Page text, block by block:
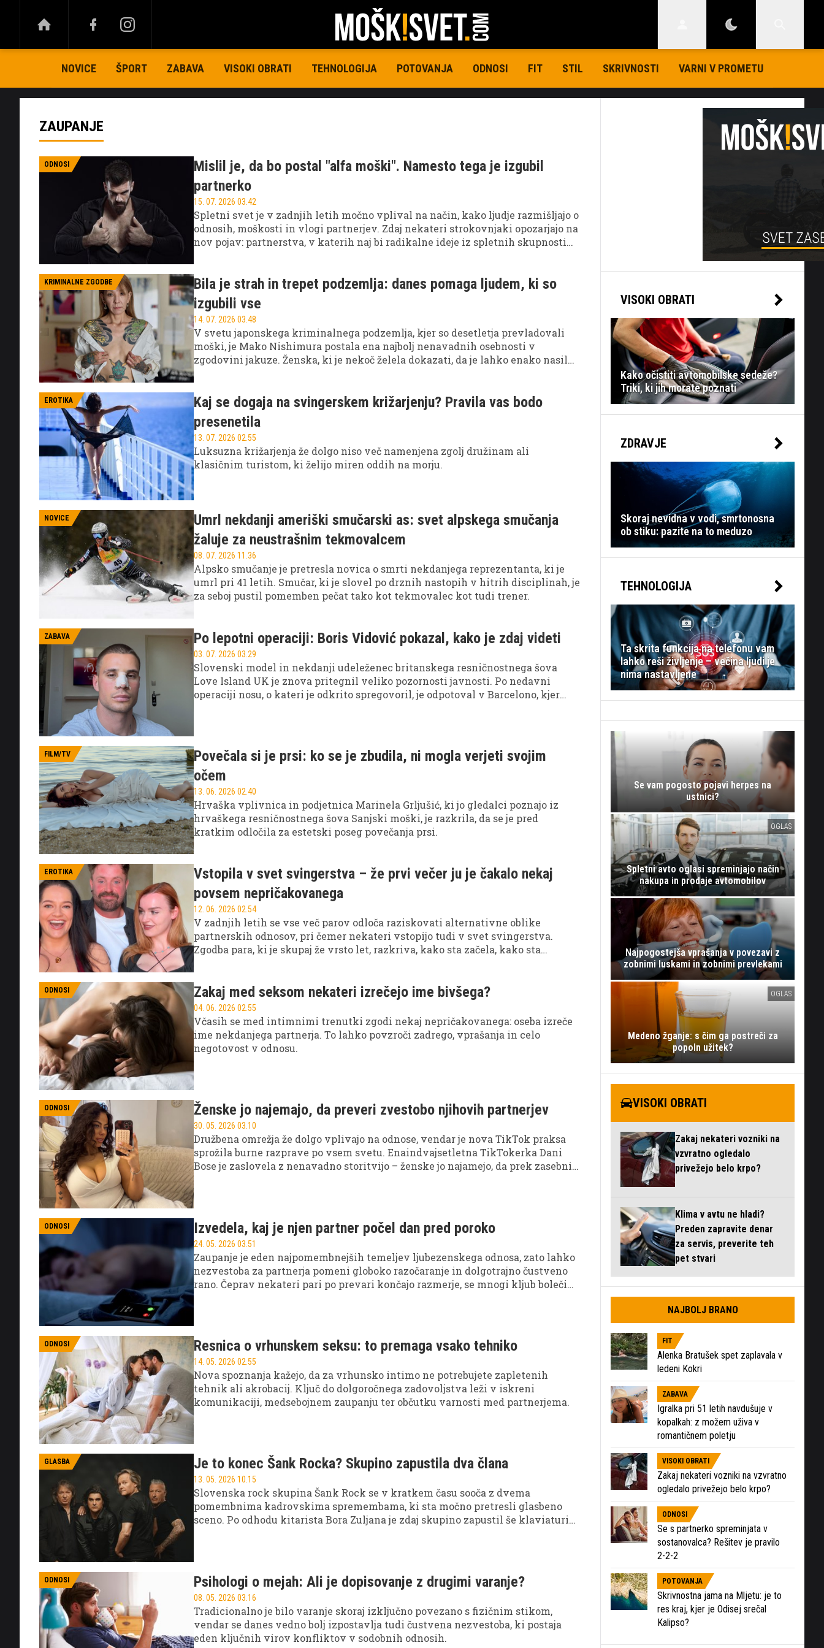
NOVICE ŠPORT ZABAVA VISOKI OBRATI TEHNOLOGIJA POTOVANJA ODNOSI FIT STIL SKRIVNOSTI VARNI V PROMETU
ZAUPANJE
ODNOSI
Mislil je, da bo postal "alfa moški". Namesto tega je izgubil
partnerko
15. 07. 2026 03.42
Spletni svet je v zadnjih letih močno vplival na način, kako ljudje razmišljajo o
odnosih, moškosti in vlogi partnerjev. Zdaj nekateri strokovnjaki opozarjajo na
nov pojav: partnerstva, v katerih naj bi radikalne ideje iz spletnih skupnosti
KRIMINALNE ZGODBE
Bila je strah in trepet podzemlja: danes pomaga ljudem, ki so
izgubili vse
14. 07. 2026 03.48
V svetu japonskega kriminalnega podzemlja, kjer so desetletja prevladovali
moški, je Mako Nishimura postala ena najbolj nenavadnih osebnosti v
zgodovini jakuze. Ženska, ki je nekoč želela dokazati, da je lahko enako nasilna
EROTIKA
Kaj se dogaja na svingerskem križarjenju? Pravila vas bodo
presenetila
13. 07. 2026 02.55
Luksuzna križarjenja že dolgo niso več namenjena zgolj družinam ali
klasičnim turistom, ki želijo miren oddih na morju.
NOVICE
Umrl nekdanji ameriški smučarski as: svet alpskega smučanja
žaluje za neustrašnim tekmovalcem
08. 07. 2026 11.36
Alpsko smučanje je pretresla novica o smrti nekdanjega reprezentanta, ki je
umrl pri 41 letih. Smučar, ki je slovel po drznih nastopih v hitrih disciplinah, je
za seboj pustil pomemben pečat tako kot tekmovalec kot tudi trener.
ZABAVA Po lepotni operaciji: Boris Vidović pokazal, kako je zdaj videti
03. 07. 2026 03.29
Slovenski model in nekdanji udeleženec britanskega resničnostnega šova
Love Island UK je znova pritegnil veliko pozornosti javnosti. Po nedavni
operaciji nosu, o kateri je odkrito spregovoril, je odpotoval v Barcelono, kjer
FILM/TV
Povečala si je prsi: ko se je zbudila, ni mogla verjeti svojim
očem
13. 06. 2026 02.40
Hrvaška vplivnica in podjetnica Marinela Grljušić, ki jo gledalci poznajo iz
hrvaškega resničnostnega šova Sanjski moški, je razkrila, da se je pred
kratkim odločila za estetski poseg povečanja prsi.
EROTIKA
Vstopila v svet svingerstva – že prvi večer ju je čakalo nekaj
povsem nepričakovanega
12. 06. 2026 02.54
V zadnjih letih se vse več parov odloča raziskovati alternativne oblike
partnerskih odnosov, pri čemer nekateri vstopijo tudi v svet svingerstva.
Zgodba para, ki je skupaj že vrsto let, razkriva, kako sta začela, kako sta
ODNOSI Zakaj med seksom nekateri izrečejo ime bivšega?
04. 06. 2026 02.55
Včasih se med intimnimi trenutki zgodi nekaj nepričakovanega: oseba izreče
ime nekdanjega partnerja. To lahko povzroči zadrego, vprašanja in celo
negotovost v odnosu.
ODNOSI Ženske jo najemajo, da preveri zvestobo njihovih partnerjev
30. 05. 2026 03.10
Družbena omrežja že dolgo vplivajo na odnose, vendar je nova TikTok praksa
sprožila burne razprave po vsem svetu. Enaindvajsetletna TikTokerka Dani
Bose je zaslovela z nenavadno storitvijo – ženske jo najamejo, da prek zasebnih
ODNOSI Izvedela, kaj je njen partner počel dan pred poroko
24. 05. 2026 03.51
Zaupanje je eden najpomembnejših temeljev ljubezenskega odnosa, zato lahko
nezvestoba za partnerja pomeni globoko razočaranje in dolgotrajno čustveno
rano. Čeprav nekateri pari po prevari končajo razmerje, se mnogi kljub bolečini
ODNOSI Resnica o vrhunskem seksu: to premaga vsako tehniko
14. 05. 2026 02.55
Nova spoznanja kažejo, da za vrhunsko intimo ne potrebujete zapletenih
tehnik ali akrobacij. Ključ do dolgoročnega zadovoljstva leži v iskreni
komunikaciji, medsebojnem zaupanju ter občutku varnosti med partnerjema.
GLASBA Je to konec Šank Rocka? Skupino zapustila dva člana
13. 05. 2026 10.15
Slovenska rock skupina Šank Rock se v kratkem času sooča z dvema
pomembnima kadrovskima spremembama, ki sta močno pretresli glasbeno
sceno. Po odhodu kitarista Bora Zuljana je zdaj skupino zapustil še klaviaturist
ODNOSI Psihologi o mejah: Ali je dopisovanje z drugimi varanje?
08. 05. 2026 03.16
Tradicionalno je bilo varanje skoraj izključno povezano s fizičnim stikom,
vendar se danes vedno bolj izpostavlja tudi čustvena nezvestoba, ki postaja
eden ključnih virov konfliktov v sodobnih odnosih.
VISOKI OBRATI
Kako očistiti avtomobilske sedeže?
Triki, ki jih morate poznati
ZDRAVJE
Skoraj nevidna v vodi, smrtonosna
ob stiku: pazite na to meduzo
TEHNOLOGIJA
Ta skrita funkcija na telefonu vam
lahko reši življenje – večina ljudi je
nima nastavljene
Se vam pogosto pojavi herpes na
ustnici?
OGLAS
Spletni avto oglasi spreminjajo način
nakupa in prodaje avtomobilov
Najpogostejša vprašanja v povezavi z
zobnimi luskami in zobnimi prevlekami
OGLAS
Medeno žganje: s čim ga postreči za
popoln užitek?
VISOKI OBRATI
Zakaj nekateri vozniki na
vzvratno ogledalo
privežejo belo krpo?
Klima v avtu ne hladi?
Preden zapravite denar
za servis, preverite teh
pet stvari
NAJBOLJ BRANO
FIT
Alenka Bratušek spet zaplavala v
ledeni Kokri
ZABAVA
Igralka pri 51 letih navdušuje v
kopalkah: z možem uživa v
romantičnem poletju
VISOKI OBRATI
Zakaj nekateri vozniki na vzvratno
ogledalo privežejo belo krpo?
ODNOSI
Se s partnerko spreminjata v
sostanovalca? Rešitev je pravilo
2-2-2
POTOVANJA
Skrivnostna jama na Mljetu: je to
res kraj, kjer je Odisej srečal
Kalipso?